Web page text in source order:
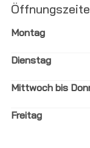
Tag
Montag
Dienstag
Mittwoch bis
Freitag